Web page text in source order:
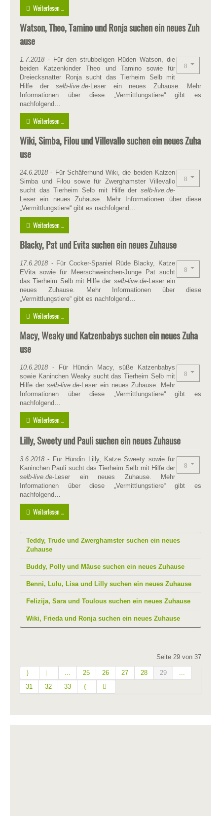
Weiterlesen ...
Watson, Theo, Tamino und Ronja suchen ein neues Zuh
ause
1.7.2018 - Für den strubbeligen Rüden Watson, die
beiden Katzenkinder Theo und Tamino sowie für
Dreiecksnatter Ronja sucht das Tierheim Selb mit
Hilfe der selb-live.de-Leser ein neues Zuhause. Mehr
Informationen über diese „Vermittlungstiere“ gibt es
nachfolgend…
Weiterlesen ...
Wiki, Simba, Filou und Villevallo suchen ein neues Zuha
use
24.6.2018 - Für Schäferhund Wiki, die beiden Katzen
Simba und Filou sowie für Zwerghamster Villevallo
sucht das Tierheim Selb mit Hilfe der selb-live.de-
Leser ein neues Zuhause. Mehr Informationen über diese
„Vermittlungstiere“ gibt es nachfolgend…
Weiterlesen ...
Blacky, Pat und Evita suchen ein neues Zuhause
17.6.2018 - Für Cocker-Spaniel Rüde Blacky, Katze
EVita sowie für Meerschweinchen-Junge Pat sucht
das Tierheim Selb mit Hilfe der selb-live.de-Leser ein
neues Zuhause. Mehr Informationen über diese
„Vermittlungstiere“ gibt es nachfolgend…
Weiterlesen ...
Macy, Weaky und Katzenbabys suchen ein neues Zuha
use
10.6.2018 - Für Hündin Macy, süße Katzenbabys
sowie Kaninchen Weaky sucht das Tierheim Selb mit
Hilfe derselb-live.de-Leser ein neues Zuhause. Mehr
Informationen über diese „Vermittlungstiere“ gibt es
nachfolgend…
Weiterlesen ...
Lilly, Sweety und Pauli suchen ein neues Zuhause
3.6.2018 - Für Hündin Lilly, Katze Sweety sowie für
Kaninchen Pauli sucht das Tierheim Selb mit Hilfe der
selb-live.de-Leser ein neues Zuhause. Mehr
Informationen über diese „Vermittlungstiere“ gibt es
nachfolgend…
Weiterlesen ...
Teddy, Trude und Zwerghamster suchen ein neues
Zuhause
Buddy, Polly und Mäuse suchen ein neues Zuhause
Benni, Lulu, Lisa und Lilly suchen ein neues Zuhause
Felizija, Sara und Toulous suchen ein neues Zuhause
Wiki, Frieda und Ronja suchen ein neues Zuhause
Seite 29 von 37
25 26 27 28 29
31
32 33